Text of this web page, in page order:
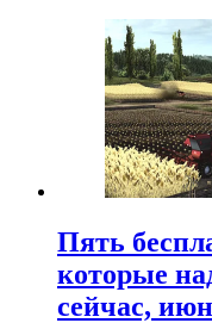
Пять
которые
сейчас,